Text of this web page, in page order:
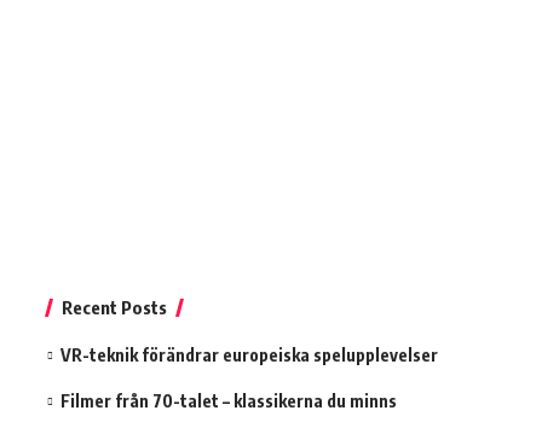
Recent Posts
VR-teknik förändrar europeiska spelupplevelser
Filmer från 70-talet – klassikerna du minns